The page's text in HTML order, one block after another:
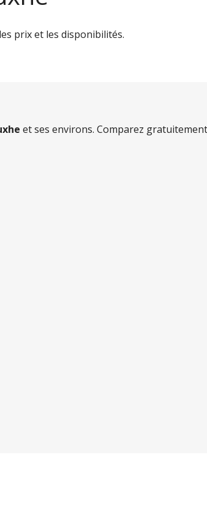
prix et les disponibilités.
et ses environs. Comparez